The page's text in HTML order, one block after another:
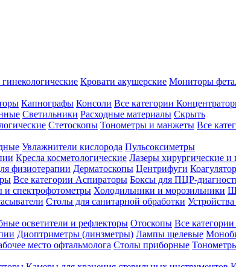
Кровати акушерские Мониторы
Капнографы Консоли Все категории
Светильники Расходные материалы Скрыть
Стетоскопы Тонометры и манжеты Все
Увлажнители кислорода Пульсоксиметры
Кресла косметологические Лазеры хирургические и
физиотерапии Дерматоскопы Центрифуги
Все категории Аспираторы Боксы для ПЦР-
и спектрофотометры Холодильники и морозильники
Столы для санитарной обработки
осветители и рефлекторы Отоскопы Все категории
Диоптриметры (линзметры) Лампы щелевые
место офтальмолога Столы приборные